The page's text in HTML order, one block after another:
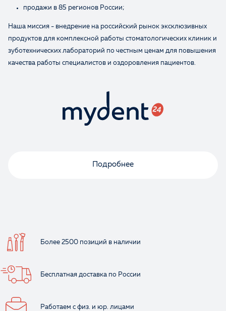
продажи в 85 регионов России;
Наша миссия - внедрение на российский рынок эксклюзивных
продуктов для комплексной работы стоматологических клиник и
зуботехнических лабораторий по честным ценам для повышения
качества работы специалистов и оздоровления пациентов.
Подробнее
Более 2500 позиций в наличии
Бесплатная доставка по России
Работаем с физ. и юр. лицами